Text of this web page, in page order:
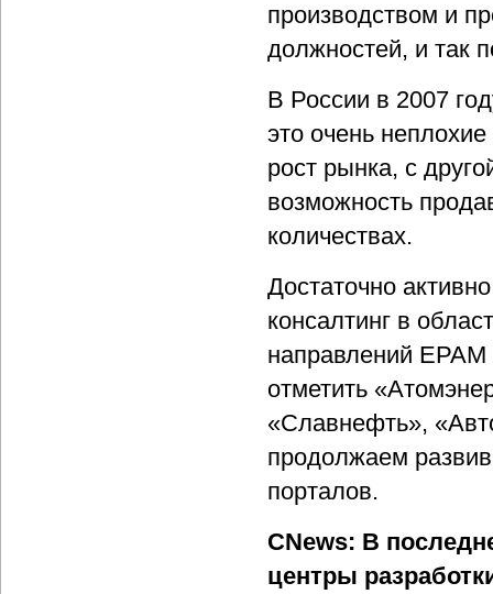
производством и
должностей, и так
В России в 2007
это очень
рост рынка, с
возможность
количествах.
Достаточно
консалтинг в
направлений
отметить
«Славнефть»,
продолжаем
порталов.
CNews: В
центры